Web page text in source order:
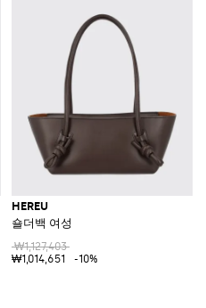
HEREU
숄더백 여성
₩1,127,403
₩1,014,651
-10%